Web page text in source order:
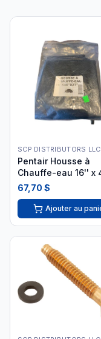
SCP DISTRIBUTORS LLC
Pentair Housse à
Chauffe-eau 16'' x
27''
67,70 $
Ajouter au